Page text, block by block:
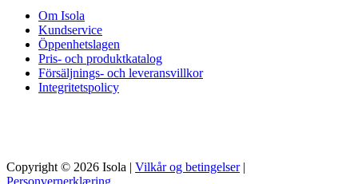
Om Isola
Kundservice
Öppenhetslagen
Pris- och produktkatalog
Försäljnings- och leveransvillkor
Integritetspolicy
Copyright © 2026 Isola | Vilkår og betingelser|